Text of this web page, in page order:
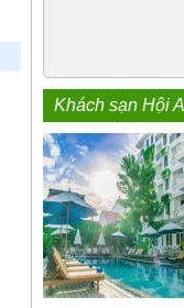
Khách sạn Hội